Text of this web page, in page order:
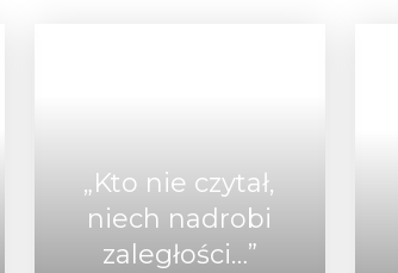
„Kto nie czytał,
niech nadrobi
zaległości…”